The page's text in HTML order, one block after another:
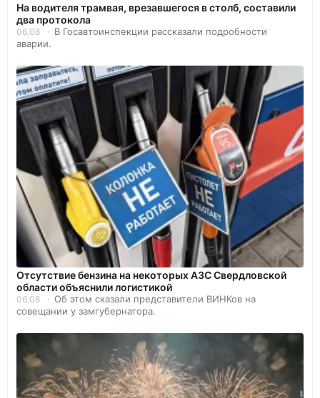
На водителя трамвая, врезавшегося в столб, составили
два протокола
06.08
В Госавтоинспекции рассказали подробности
аварии.
Отсутствие бензина на некоторых АЗС Свердловской
области объяснили логистикой
06.08
Об этом сказали представители ВИНКов на
совещании у замгубернатора.